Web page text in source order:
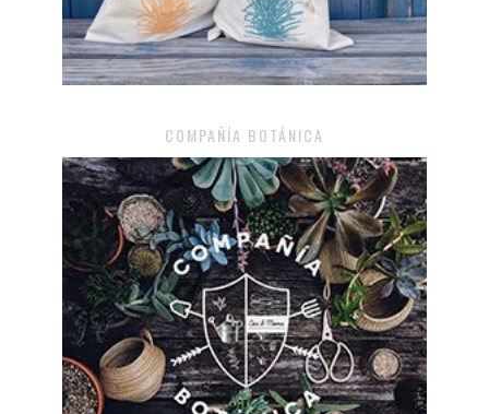
COMPAÑÍA BOTÁNICA